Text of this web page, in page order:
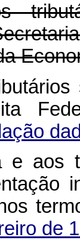
aos
de